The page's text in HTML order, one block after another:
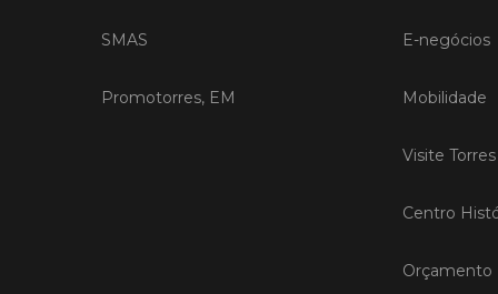
SMAS
Promotorres, EM
E-negócios
Mobilidade
Visite
Centro
Orçamento